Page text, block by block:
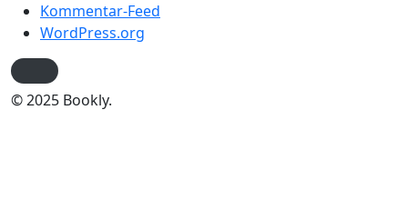
Kommentar-Feed
WordPress.org
© 2025 Bookly.